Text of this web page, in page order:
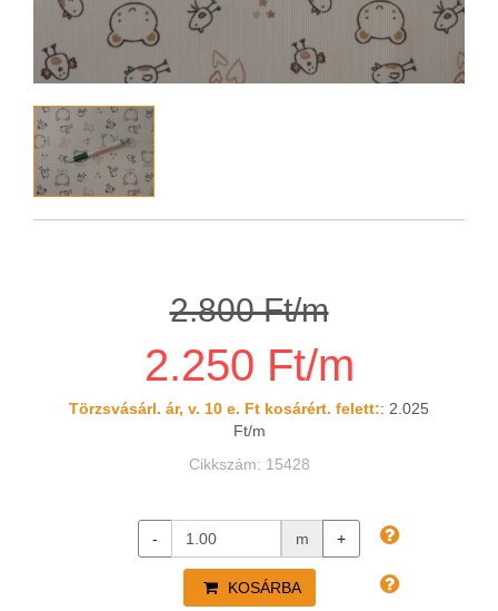
2.800 Ft/m
2.250 Ft/m
Törzsvásárl. ár, v. 10 e. Ft kosárért. felett:: 2.025
Ft/m
Cikkszám: 15428
- m +
KOSÁRBA